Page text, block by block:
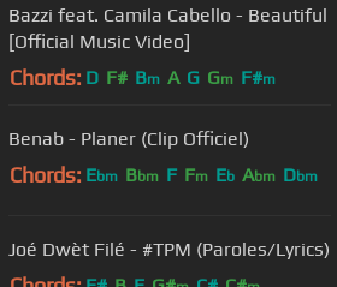
Bazzi feat. Camila Cabello - Beautiful
[Official Music Video]
Chords: D F# Bm A G Gm F#m
Benab - Planer (Clip Officiel)
Chords: Ebm Bbm F Fm Eb Abm Dbm
Joé Dwèt Filé - #TPM (Paroles/Lyrics)